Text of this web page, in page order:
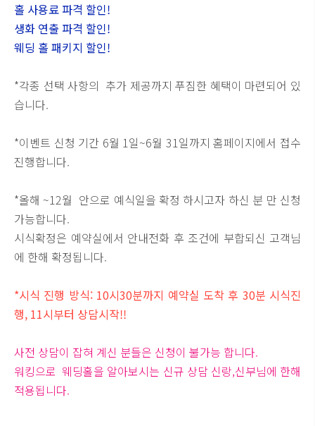
홀 사용료 파격 할인!
생화 연출 파격 할인!
웨딩 홀 패키지 할인!
*각종 선택 사항의 추가 제공까지 푸짐한 혜택이 마련되어 있
습니다.
*이벤트 신청 기간 6월 1일~6월 31일까지 홈페이지에서 접수
진행합니다.
*올해 ~12월 안으로 예식일을 확정 하시고자 하신 분 만 신청
가능합니다.
시식확정은 예약실에서 안내전화 후 조건에 부합되신 고객님
에 한해 확정됩니다.
*시식 진행 방식: 10시30분까지 예약실 도착 후 30분 시식진
행, 11시부터 상담시작!!
사전 상담이 잡혀 계신 분들은 신청이 불가능 합니다.
워킹으로 웨딩홀을 알아보시는 신규 상담 신랑,신부님에 한해
적용됩니다.